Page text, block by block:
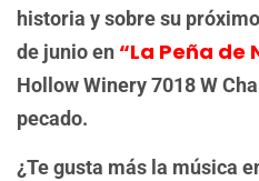
historia y sobre su
de junio en“La Peña de
Hollow Winery 7018 W
pecado.
¿Te gusta más la música